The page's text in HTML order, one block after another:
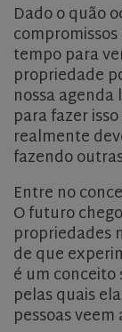
Dado o quão
tempo para
propriedade
nossa
para fazer
realmente
fazendo
Entre no
O futuro
propriedades
de que
é um
pelas quais
pessoas